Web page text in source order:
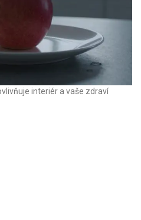
interiér a vaše zdraví